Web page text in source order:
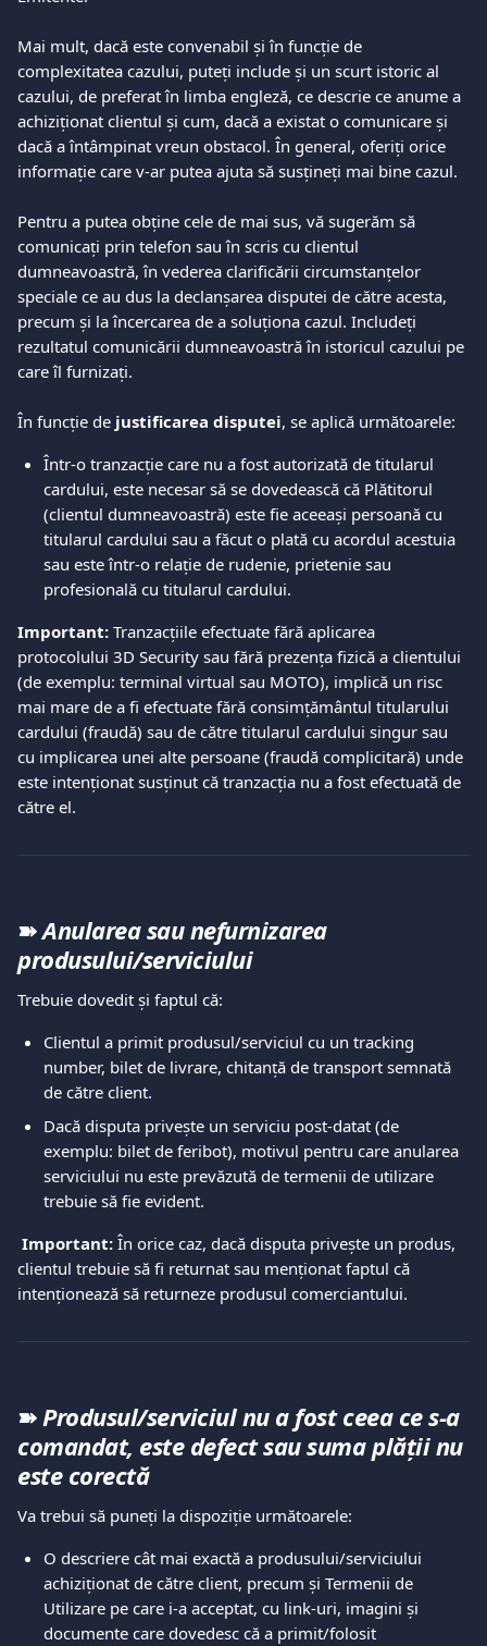
Mai mult, dacă este convenabil și în funcție de
complexitatea cazului, puteți include și un scurt istoric al
cazului, de preferat în limba engleză, ce descrie ce anume a
achiziționat clientul și cum, dacă a existat o comunicare și
dacă a întâmpinat vreun obstacol. În general, oferiți orice
informație care v-ar putea ajuta să susțineți mai bine cazul.
Pentru a putea obține cele de mai sus, vă sugerăm să
comunicați prin telefon sau în scris cu clientul
dumneavoastră, în vederea clarificării circumstanțelor
speciale ce au dus la declanșarea disputei de către acesta,
precum și la încercarea de a soluționa cazul. Includeți
rezultatul comunicării dumneavoastră în istoricul cazului pe
care îl furnizați.
În funcție de justificarea disputei, se aplică următoarele:
Într-o tranzacție care nu a fost autorizată de titularul
cardului, este necesar să se dovedească că Plătitorul
(clientul dumneavoastră) este fie aceeași persoană cu
titularul cardului sau a făcut o plată cu acordul acestuia
sau este într-o relație de rudenie, prietenie sau
profesională cu titularul cardului.
Important: Tranzacțiile efectuate fără aplicarea
protocolului 3D Security sau fără prezența fizică a clientului
(de exemplu: terminal virtual sau MOTO), implică un risc
mai mare de a fi efectuate fără consimțământul titularului
cardului (fraudă) sau de către titularul cardului singur sau
cu implicarea unei alte persoane (fraudă complicitară) unde
este intenționat susținut că tranzacția nu a fost efectuată de
către el.
➽ Anularea sau nefurnizarea
produsului/serviciului
Trebuie dovedit și faptul că:
Clientul a primit produsul/serviciul cu un tracking
number, bilet de livrare, chitanță de transport semnată
de către client.
Dacă disputa privește un serviciu post-datat (de
exemplu: bilet de feribot), motivul pentru care anularea
serviciului nu este prevăzută de termenii de utilizare
trebuie să fie evident.
Important: În orice caz, dacă disputa privește un produs,
clientul trebuie să fi returnat sau menționat faptul că
intenționează să returneze produsul comerciantului.
➽ Produsul/serviciul nu a fost ceea ce s-a
comandat, este defect sau suma plății nu
este corectă
Va trebui să puneți la dispoziție următoarele:
O descriere cât mai exactă a produsului/serviciului
achiziționat de către client, precum și Termenii de
Utilizare pe care i-a acceptat, cu link-uri, imagini și
documente care dovedesc că a primit/folosit